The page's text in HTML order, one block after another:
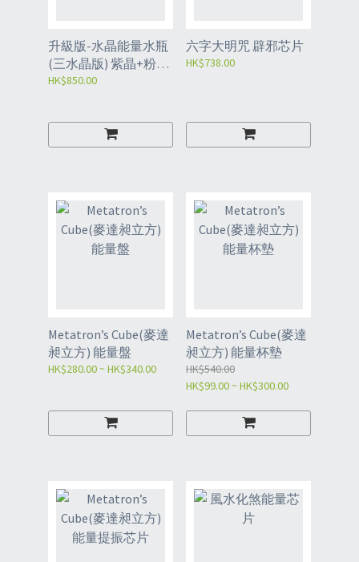
升級版-水晶能量水瓶
(三水晶版) 紫晶+粉晶
+綠螢石 (售完即止)
HK$850.00
六字大明咒 辟邪芯片
HK$738.00
Metatron’s Cube(麥達
昶立方) 能量盤
HK$280.00 ~ HK$340.00
Metatron’s Cube(麥達
昶立方) 能量杯墊
HK$540.00
HK$99.00 ~ HK$300.00